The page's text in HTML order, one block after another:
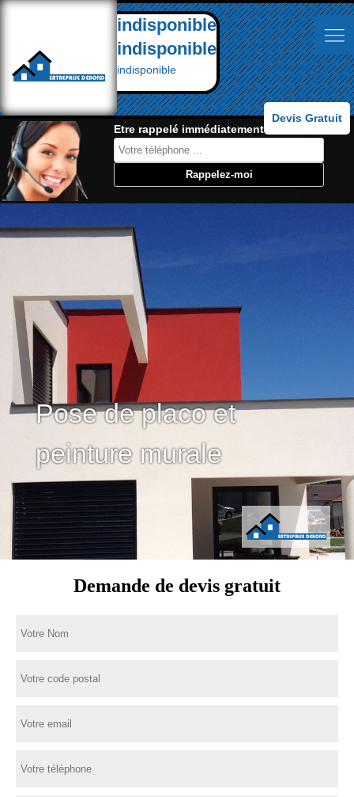
indisponible
indisponible
indisponible
Devis Gratuit
Etre rappelé immédiatement:
Pose de placo et
peinture murale
Demande de devis gratuit